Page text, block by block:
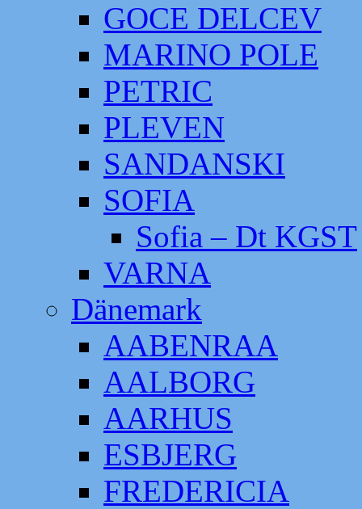
GOCE DELCEV
MARINO POLE
PETRIC
PLEVEN
SANDANSKI
SOFIA
Sofia – Dt KGST
VARNA
Dänemark
AABENRAA
AALBORG
AARHUS
ESBJERG
FREDERICIA